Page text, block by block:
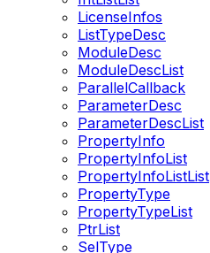
LicenseInfos
ListTypeDesc
ModuleDesc
ModuleDescList
ParallelCallback
ParameterDesc
ParameterDescList
PropertyInfo
PropertyInfoList
PropertyInfoListList
PropertyType
PropertyTypeList
PtrList
SelType